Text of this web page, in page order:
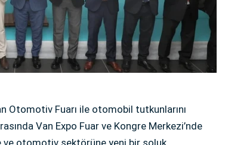
Otomotiv Fuarı ile otomobil tutkunlarını
Van Expo Fuar ve Kongre Merkezi’nde
otomotiv sektörüne yeni bir soluk